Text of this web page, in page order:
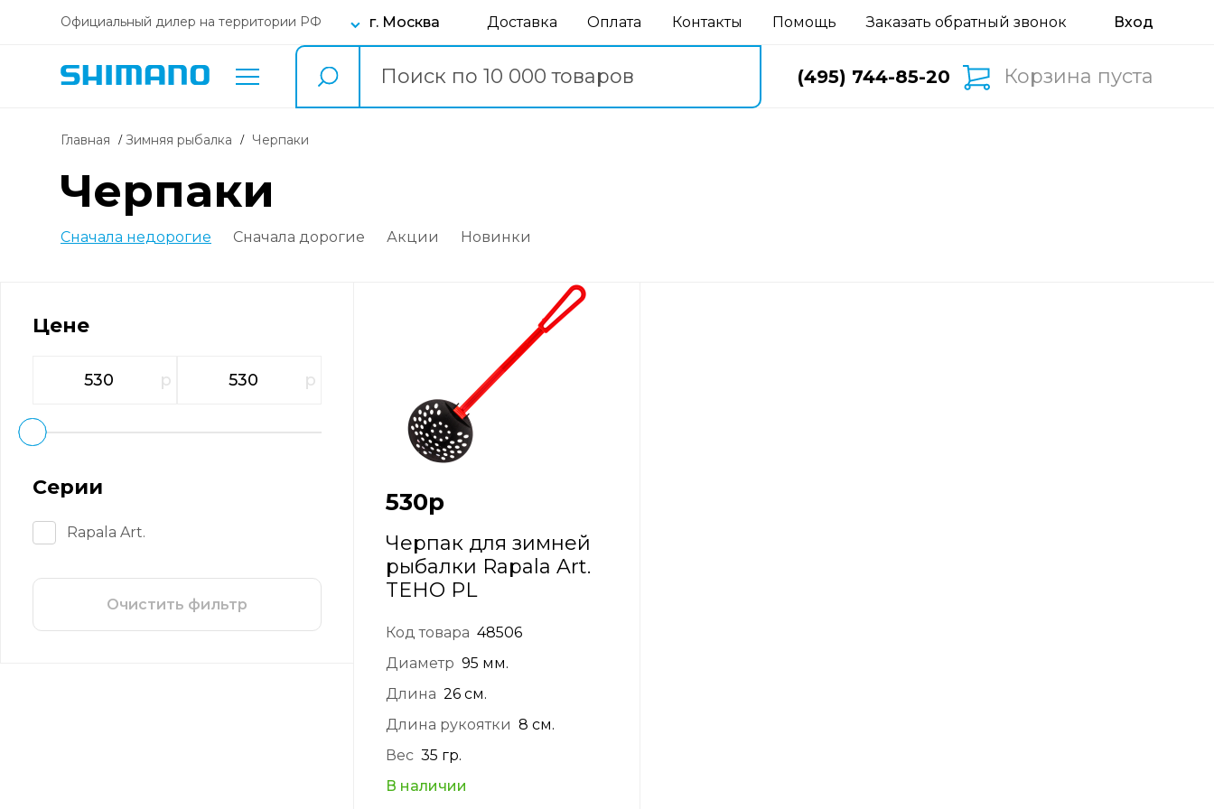
Официальный дилер на территории РФ г. Москва Доставка Оплата Контакты Помощь Заказать обратный звонок
(495) 744-85-20 Корзина пуста
Главная Зимняя рыбалка черпаки
черпаки
Сначала недорогие Сначала дорогие Акции Новинки
Цене
р р
Серии
Rapala Art.
Очистить фильтр
530р
Черпак для зимней
рыбалки Rapala Art.
TEHO PL
Код товара 48506
Диаметр 95 мм.
Длина 26 см.
Длина рукоятки 8 см.
Вес 35 гр.
В наличии